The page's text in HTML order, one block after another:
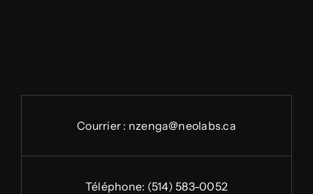
Courrier : nzenga@neolabs.ca
Téléphone: (514) 583-0052